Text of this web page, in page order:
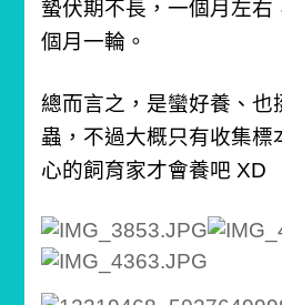
蟄伏期不長，一個月左右
個月一輪。
總而言之，是蠻好養、也
蟲， 不過大概只有收集標
心的飼育家才會養吧 XD